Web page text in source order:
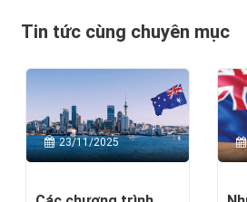
Tin tức cùng chuyên mục
23/11/2025